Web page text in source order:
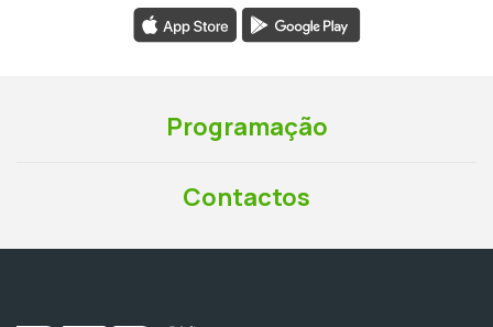
Programação
Contactos